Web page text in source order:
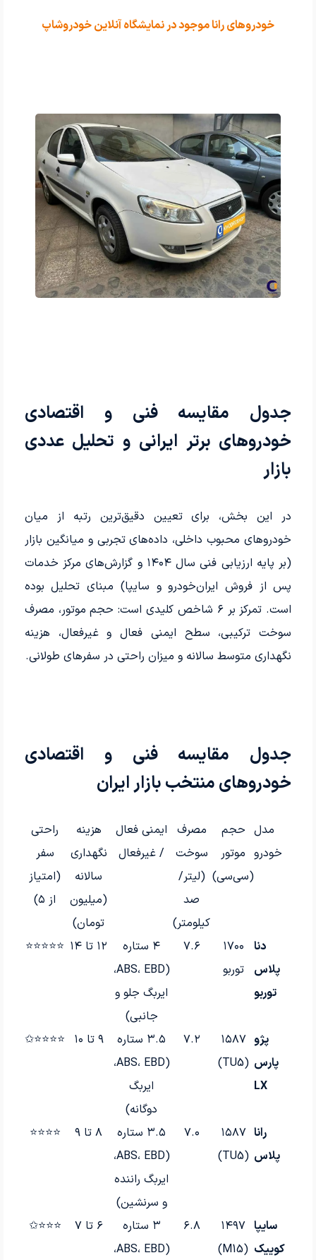
خودروهای رانا موجود در نمایشگاه آنلاین خودروشاپ
جدول مقایسه فنی و اقتصادی
خودروهای برتر ایرانی و تحلیل عددی
بازار
در این بخش، برای تعیین دقیق‌ترین رتبه از میان
خودروهای محبوب داخلی، داده‌های تجربی و میانگین بازار
(بر پایه ارزیابی فنی سال ۱۴۰۴ و گزارش‌های مرکز خدمات
پس از فروش ایران‌خودرو و سایپا) مبنای تحلیل بوده
است. تمرکز بر ۶ شاخص کلیدی است: حجم موتور، مصرف
سوخت ترکیبی، سطح ایمنی فعال و غیرفعال، هزینه
نگهداری متوسط سالانه و میزان راحتی در سفرهای طولانی.
جدول مقایسه فنی و اقتصادی
خودروهای منتخب بازار ایران
مدل
خودرو
حجم
موتور
(سی‌سی)
مصرف
سوخت
(لیتر/
صد
کیلومتر)
ایمنی فعال
/ غیرفعال
هزینه
نگهداری
سالانه
(میلیون
تومان)
راحتی
سفر
(امتیاز
از ۵)
دنا
پلاس
توربو
۱۷۰۰
توربو
۷.۶
۴ ستاره
(ABS، EBD،
ایربگ جلو و
جانبی)
۱۲ تا ۱۴ ⭐⭐⭐⭐⭐
پژو
پارس
LX
۱۵۸۷
(TU5)
۷.۲
۳.۵ ستاره
(ABS، EBD،
ایربگ
دوگانه)
۹ تا ۱۰ ⭐⭐⭐⭐✩
رانا
پلاس
۱۵۸۷
(TU5)
۷.۰
۳.۵ ستاره
(ABS، EBD،
ایربگ راننده
و سرنشین)
۸ تا ۹ ⭐⭐⭐⭐
سایپا
کوییک
۱۴۹۷
(M15)
۶.۸
۳ ستاره
(ABS، EBD،
۶ تا ۷ ⭐⭐⭐✩